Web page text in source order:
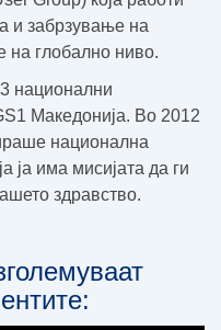
и забрзување на
на глобално ниво.
национални
Македонија. Во 2012
национална
ја има мисијата да ги
здравство.